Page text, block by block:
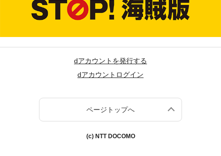
dアカウントを発行する
dアカウントログイン
ページトップへ
(c) NTT DOCOMO